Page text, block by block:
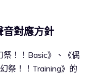
音對應方針
！！Basic》、《偶
祭！！Training》的